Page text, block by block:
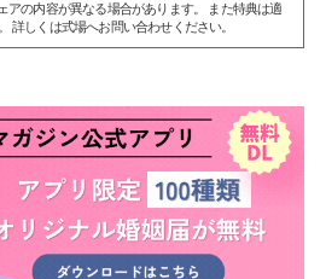
の内容が異なる場合があります。 また特典は適
詳しくは式場へお問い合わせください。